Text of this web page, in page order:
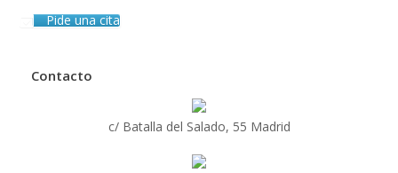
Pide una cita
Contacto
c/ Batalla del Salado, 55 Madrid